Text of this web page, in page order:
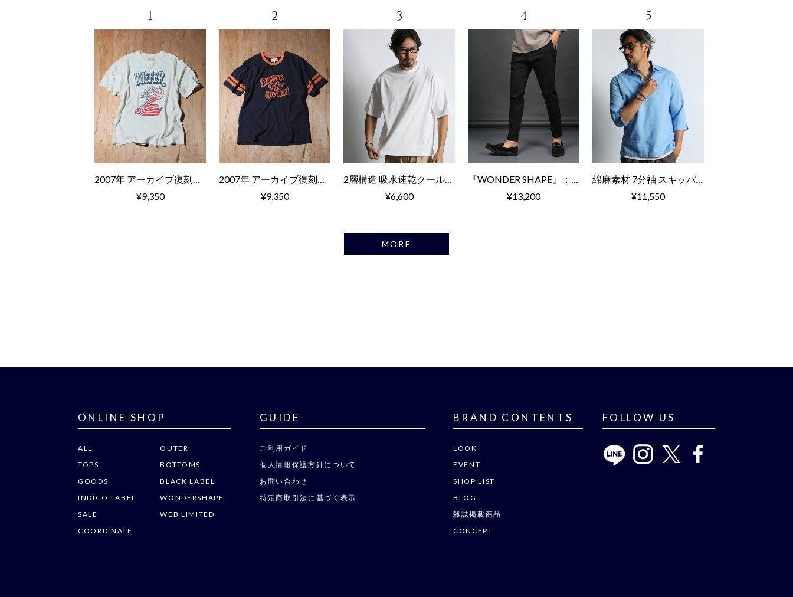
2007年 アーカイブ復刻TEE コブラ柄
¥9,350
2007年 アーカイブ復刻TEE ハスキー柄
¥9,350
2層構造 吸水速乾クールマックス リラックス Tシャツ
¥6,600
『WONDER SHAPE』： ワンダーシェイプ コンフォート
¥13,200
綿麻素材 7分袖 スキッパーシャツ
¥11,550
MORE
ONLINE SHOP
ALL
OUTER
TOPS
BOTTOMS
GOODS
BLACK LABEL
INDIGO LABEL
WONDERSHAPE
SALE
WEB LIMITED
COORDINATE
GUIDE
ご利用ガイド
個人情報保護方針について
お問い合わせ
特定商取引法に基づく表示
BRAND CONTENTS
LOOK
EVENT
SHOP LIST
BLOG
雑誌掲載商品
CONCEPT
FOLLOW US